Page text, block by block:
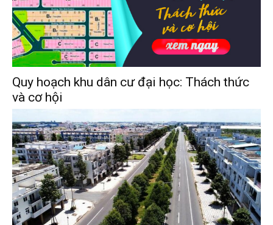
Quy hoạch khu dân cư đại học: Thách thức
và cơ hội